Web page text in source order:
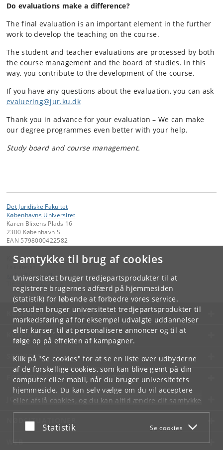
Samtykke til brug af cookies
Universitetet bruger tredjepartsprodukter til at
registrere brugernes adfærd på hjemmesiden
(statistik) for løbende at forbedre vores service.
Desuden bruger universitetet tredjepartsprodukter til
markedsføring af for eksempel udvalgte uddannelser
eller kurser, til at personalisere annoncer og til at
følge op på effekten af kampagner.
Klik på "Se cookies" for at se en liste over udbyderne
af de forskellige cookies, som kan blive gemt på din
computer eller mobil, når du bruger universitetets
hjemmeside. Du kan selv vælge om du vil acceptere
eller afslå cookies, og du kan altid ændre dit samtykke
underCookie- og privatlivspolitiksom du finder i
bunden af hver side.
Acceptér eller afslå
Statistik Se cookies
Do evaluations make a difference?
The final evaluation is an important element in the further
work to develop the teaching on the course.
The student and teacher evaluations are processed by both
the course management and the board of studies. In this
way, you contribute to the development of the course.
If you have any questions about the evaluation, you can ask
evaluering@jur.ku.dk
Thank you in advance for your evaluation – We can make
our degree programmes even better with your help.
Study board and course management.
Det Juridiske Fakultet
Københavns Universitet
Karen Blixens Plads 16
2300 København S
EAN 5798000422582
Kontakt:
jurfak @jur.ku.dk
KØBENHAVNS UNIVERSITET
KONTAKT
SERVICES
FOR STUDERENDE OG ANSATTE
JOB OG KARRIERE
NØDSITUATIONER
WEB